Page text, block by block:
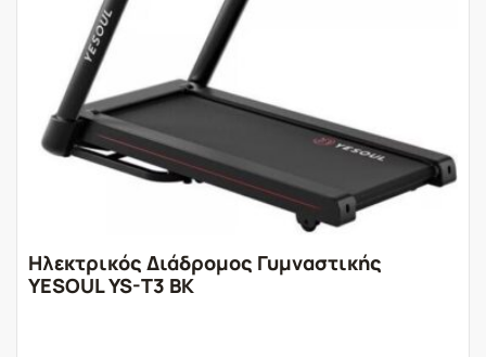
Ηλεκτρικός Διάδρομος Γυμναστικής
YESOUL YS-T3 BK